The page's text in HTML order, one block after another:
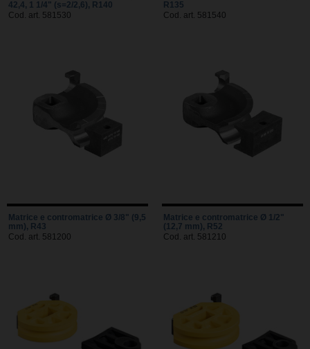
42,4, 1 1/4" (s=2/2,6), R140
Cod. art. 581530
R135
Cod. art. 581540
Matrice e contromatrice Ø 3/8" (9,5
mm), R43
Cod. art. 581200
Matrice e contromatrice Ø 1/2"
(12,7 mm), R52
Cod. art. 581210